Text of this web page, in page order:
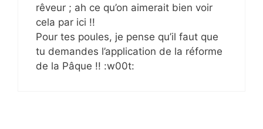
rêveur ; ah ce qu’on aimerait bien voir
cela par ici !!
Pour tes poules, je pense qu’il faut que
tu demandes l’application de la réforme
de la Pâque !! :w00t: